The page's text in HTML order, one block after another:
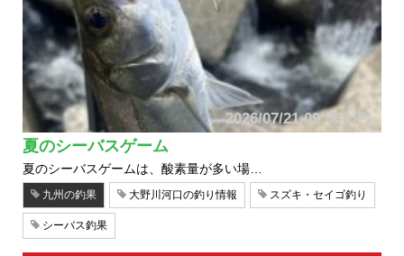
2026/07/21 09:56 UP!
夏のシーバスゲーム
夏のシーバスゲームは、酸素量が多い場…
九州の釣果 大野川河口の釣り情報 スズキ・セイゴ釣り
シーバス釣果